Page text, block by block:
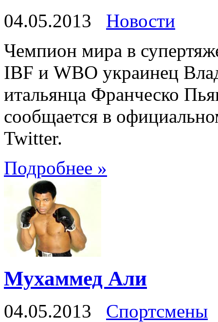
04.05.2013
Новости
Чемпион мира в
IBF и WBO украинец
итальянца Франческо
сообщается в
Twitter.
Подробнее »
Мухаммед Али
04.05.2013
Спортсмены